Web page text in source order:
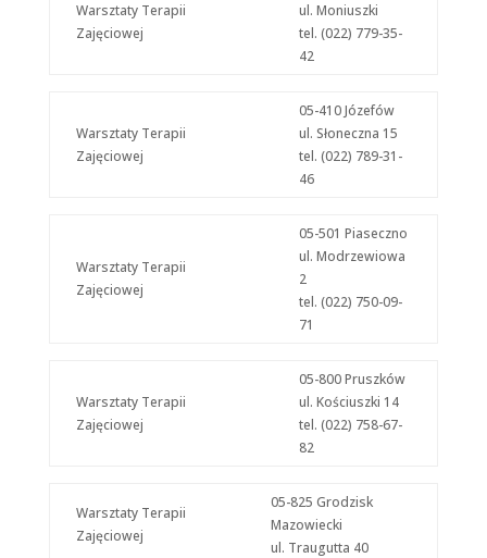
Warsztaty Terapii
Zajęciowej
ul. Moniuszki
tel. (022) 779-35-
42
Warsztaty Terapii
Zajęciowej
05-410 Józefów
ul. Słoneczna 15
tel. (022) 789-31-
46
Warsztaty Terapii
Zajęciowej
05-501 Piaseczno
ul. Modrzewiowa
2
tel. (022) 750-09-
71
Warsztaty Terapii
Zajęciowej
05-800 Pruszków
ul. Kościuszki 14
tel. (022) 758-67-
82
Warsztaty Terapii
Zajęciowej
05-825 Grodzisk
Mazowiecki
ul. Traugutta 40